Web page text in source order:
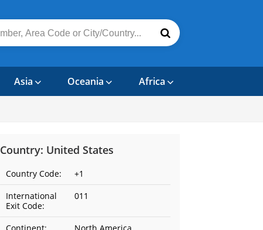
Asia Oceania Africa
Country: United States
Country Code:
+1
International
Exit Code:
011